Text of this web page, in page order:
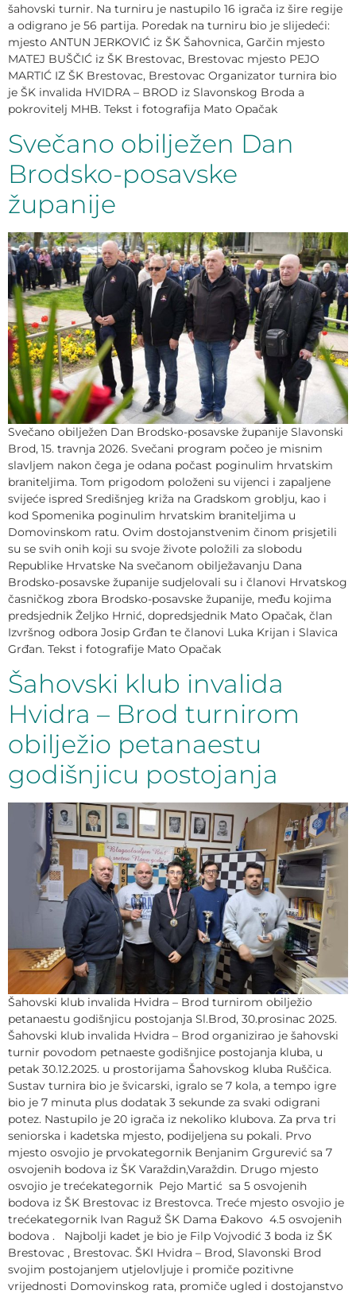
šahovski turnir. Na turniru je nastupilo 16 igrača iz šire regije
a odigrano je 56 partija. Poredak na turniru bio je slijedeći:
mjesto ANTUN JERKOVIĆ iz ŠK Šahovnica, Garčin mjesto
MATEJ BUŠČIĆ iz ŠK Brestovac, Brestovac mjesto PEJO
MARTIĆ IZ ŠK Brestovac, Brestovac Organizator turnira bio
je ŠK invalida HVIDRA – BROD iz Slavonskog Broda a
pokrovitelj MHB. Tekst i fotografija Mato Opačak
Svečano obilježen Dan
Brodsko-posavske
županije
Svečano obilježen Dan Brodsko-posavske županije Slavonski
Brod, 15. travnja 2026. Svečani program počeo je misnim
slavljem nakon čega je odana počast poginulim hrvatskim
braniteljima. Tom prigodom položeni su vijenci i zapaljene
svijeće ispred Središnjeg križa na Gradskom groblju, kao i
kod Spomenika poginulim hrvatskim braniteljima u
Domovinskom ratu. Ovim dostojanstvenim činom prisjetili
su se svih onih koji su svoje živote položili za slobodu
Republike Hrvatske Na svečanom obilježavanju Dana
Brodsko-posavske županije sudjelovali su i članovi Hrvatskog
časničkog zbora Brodsko-posavske županije, među kojima
predsjednik Željko Hrnić, dopredsjednik Mato Opačak, član
Izvršnog odbora Josip Grđan te članovi Luka Krijan i Slavica
Grđan. Tekst i fotografije Mato Opačak
Šahovski klub invalida
Hvidra – Brod turnirom
obilježio petanaestu
godišnjicu postojanja
Šahovski klub invalida Hvidra – Brod turnirom obilježio
petanaestu godišnjicu postojanja Sl.Brod, 30.prosinac 2025.
Šahovski klub invalida Hvidra – Brod organizirao je šahovski
turnir povodom petnaeste godišnjice postojanja kluba, u
petak 30.12.2025. u prostorijama Šahovskog kluba Ruščica.
Sustav turnira bio je švicarski, igralo se 7 kola, a tempo igre
bio je 7 minuta plus dodatak 3 sekunde za svaki odigrani
potez. Nastupilo je 20 igrača iz nekoliko klubova. Za prva tri
seniorska i kadetska mjesto, podijeljena su pokali. Prvo
mjesto osvojio je prvokategornik Benjanim Grgurević sa 7
osvojenih bodova iz ŠK Varaždin,Varaždin. Drugo mjesto
osvojio je trećekategornik Pejo Martić sa 5 osvojenih
bodova iz ŠK Brestovac iz Brestovca. Treće mjesto osvojio je
trećekategornik Ivan Raguž ŠK Dama Đakovo 4.5 osvojenih
bodova . Najbolji kadet je bio je Filp Vojvodić 3 boda iz ŠK
Brestovac , Brestovac. ŠKI Hvidra – Brod, Slavonski Brod
svojim postojanjem utjelovljuje i promiče pozitivne
vrijednosti Domovinskog rata, promiče ugled i dostojanstvo